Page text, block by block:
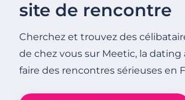
1 minutes
dès le premier rendez-vous ?
site de rencontre
Cherchez et trouvez des
de chez vous sur Meetic, la dating
faire des rencontres sérieuses en